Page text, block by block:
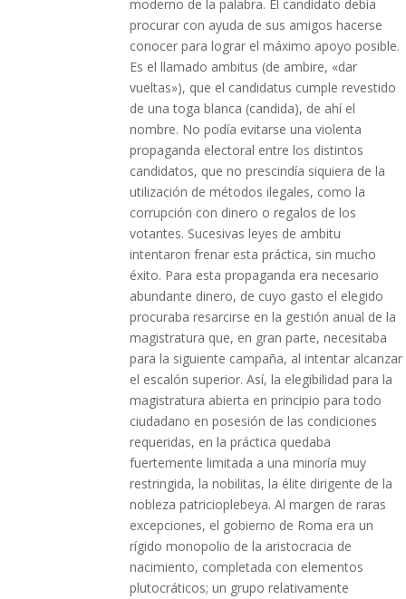
moderno de la palabra. El candidato debía
procurar con ayuda de sus amigos hacerse
conocer para lograr el máximo apoyo posible.
Es el llamado ambitus (de ambire, «dar
vueltas»), que el candidatus cumple revestido
de una toga blanca (candida), de ahí el
nombre. No podía evitarse una violenta
propaganda electoral entre los distintos
candidatos, que no prescindía siquiera de la
utilización de métodos ilegales, como la
corrupción con dinero o regalos de los
votantes. Sucesivas leyes de ambitu
intentaron frenar esta práctica, sin mucho
éxito. Para esta propaganda era necesario
abundante dinero, de cuyo gasto el elegido
procuraba resarcirse en la gestión anual de la
magistratura que, en gran parte, necesitaba
para la siguiente campaña, al intentar alcanzar
el escalón superior. Así, la elegibilidad para la
magistratura abierta en principio para todo
ciudadano en posesión de las condiciones
requeridas, en la práctica quedaba
fuertemente limitada a una minoría muy
restringida, la nobilitas, la élite dirigente de la
nobleza patricioplebeya. Al margen de raras
excepciones, el gobierno de Roma era un
rígido monopolio de la aristocracia de
nacimiento, completada con elementos
plutocráticos; un grupo relativamente